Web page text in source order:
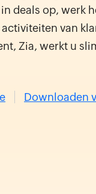
deals op, werk
van
Zia, werkt u
Downloaden